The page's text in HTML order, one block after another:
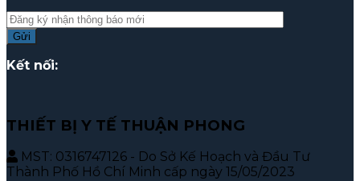
Kết nối:
THIẾT BỊ Y TẾ THUẬN PHONG
MST: 0316747126 - Do Sở Kế Hoạch và Đầu Tư
Thành Phố Hồ Chí Minh cấp ngày 15/05/2023